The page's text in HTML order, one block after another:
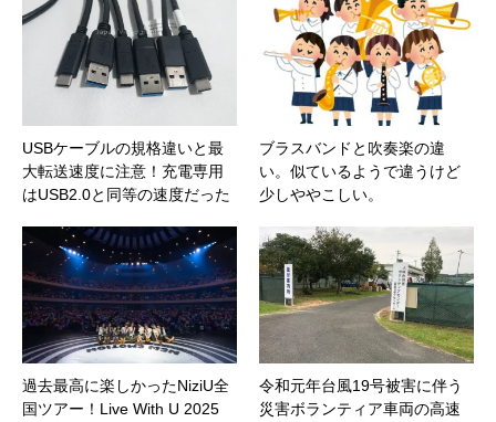
USBケーブルの規格違いと最
大転送速度に注意！充電専用
はUSB2.0と同等の速度だった
ブラスバンドと吹奏楽の違
い。似ているようで違うけど
少しややこしい。
過去最高に楽しかったNiziU全
国ツアー！Live With U 2025
令和元年台風19号被害に伴う
災害ボランティア車両の高速